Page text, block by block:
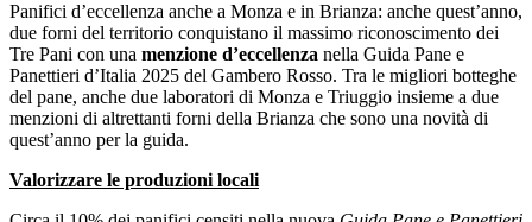
Panifici d’eccellenza anche a Monza e in Brianza: anche quest’anno,
due forni del territorio conquistano il massimo riconoscimento dei
Tre Pani con una menzione d’eccellenza nella Guida Pane e
Panettieri d’Italia 2025 del Gambero Rosso. Tra le migliori botteghe
del pane, anche due laboratori di Monza e Triuggio insieme a due
menzioni di altrettanti forni della Brianza che sono una novità di
quest’anno per la guida.
Valorizzare le produzioni locali